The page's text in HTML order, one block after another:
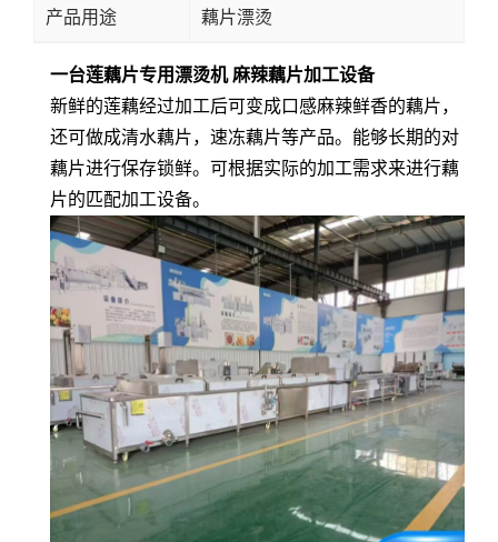
产品用途 藕片漂烫
一台莲藕片专用漂烫机 麻辣藕片加工设备
新鲜的莲藕经过加工后可变成口感麻辣鲜香的藕片，
还可做成清水藕片，速冻藕片等产品。能够长期的对
藕片进行保存锁鲜。可根据实际的加工需求来进行藕
片的匹配加工设备。